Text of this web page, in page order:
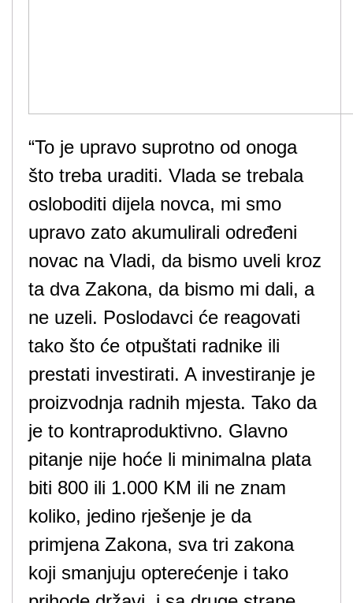
“To je upravo suprotno od onoga
što treba uraditi. Vlada se trebala
osloboditi dijela novca, mi smo
upravo zato akumulirali određeni
novac na Vladi, da bismo uveli kroz
ta dva Zakona, da bismo mi dali, a
ne uzeli. Poslodavci će reagovati
tako što će otpuštati radnike ili
prestati investirati. A investiranje je
proizvodnja radnih mjesta. Tako da
je to kontraproduktivno. Glavno
pitanje nije hoće li minimalna plata
biti 800 ili 1.000 KM ili ne znam
koliko, jedino rješenje je da
primjena Zakona, sva tri zakona
koji smanjuju opterećenje i tako